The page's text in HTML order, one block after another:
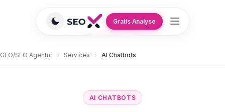
Gratis Analyse
GEO/SEO Agentur › Services › AI Chatbots
AI CHATBOTS